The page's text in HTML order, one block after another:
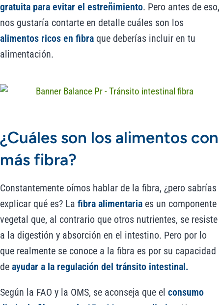
gratuita para evitar el estreñimiento. Pero antes de eso,
nos gustaría contarte en detalle cuáles son los
alimentos ricos en fibra que deberías incluir en tu
alimentación.
¿Cuáles son los alimentos con
más fibra?
Constantemente oímos hablar de la fibra, ¿pero sabrías
explicar qué es? La fibra alimentaria es un componente
vegetal que, al contrario que otros nutrientes, se resiste
a la digestión y absorción en el intestino. Pero por lo
que realmente se conoce a la fibra es por su capacidad
de ayudar a la regulación del tránsito intestinal.
Según la FAO y la OMS, se aconseja que el consumo